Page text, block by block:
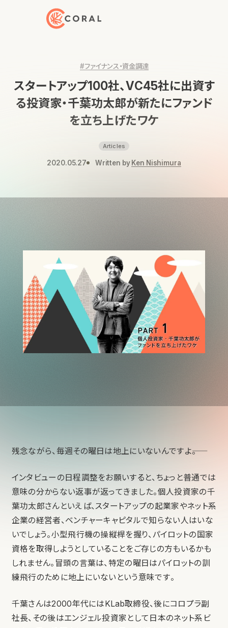
トップページへ戻る
#ファイナンス・資金調達
スタートアップ100社、VC45社に出資す
る投資家・千葉功太郎が新たにファンド
を立ち上げたワケ
Articles
2020.05.27 Written by Ken Nishimura
残念ながら、毎週その曜日は地上にいないんですよ――。
インタビューの日程調整をお願いすると、ちょっと普通では
意味の分からない返事が返ってきました。個人投資家の千
葉功太郎さんといえば、スタートアップの起業家やネット系
企業の経営者、ベンチャーキャピタルで知らない人はいな
いでしょう。小型飛行機の操縦桿を握り、パイロットの国家
資格を取得しようとしていることをご存じの方もいるかも
しれません。冒頭の言葉は、特定の曜日はパイロットの訓
練飛行のために地上にいないという意味です。
千葉さんは2000年代にはKLab取締役、後にコロプラ副
社長、その後はエンジェル投資家として日本のネット系ビ